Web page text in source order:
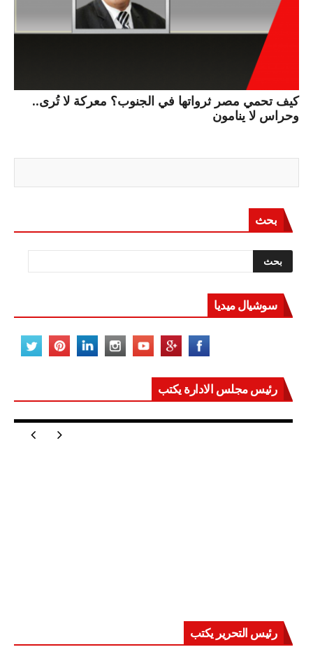
كيف تحمي مصر ثرواتها في الجنوب؟ معركة لا تُرى..
وحراس لا ينامون
بحث
سوشيال ميديا
رئيس مجلس الادارة يكتب
مصر تعيد للعالم اتزانه
رئيس التحرير يكتب